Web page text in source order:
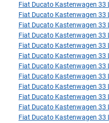
Fiat Ducato Kastenwagen 33
Fiat Ducato Kastenwagen 33
Fiat Ducato Kastenwagen 33
Fiat Ducato Kastenwagen 33
Fiat Ducato Kastenwagen 33
Fiat Ducato Kastenwagen 33
Fiat Ducato Kastenwagen 33
Fiat Ducato Kastenwagen 33
Fiat Ducato Kastenwagen
Fiat Ducato Kastenwagen 33
Fiat Ducato Kastenwagen 33
Fiat Ducato Kastenwagen 33